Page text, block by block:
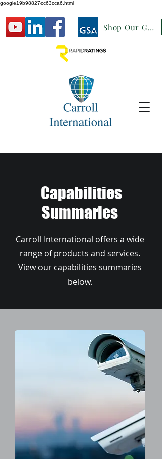
google19b98827cc63cca6.html
Shop Our GSA
Capabilities
Summaries
Carroll International offers a wide
range of products and services.
View our capabilities summaries
below.